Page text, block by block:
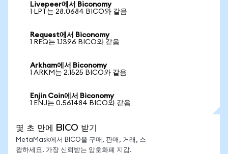
Livepeer에서 Biconomy
1 LPT는 28.0684 BICO와 같음
Request에서 Biconomy
1 REQ는 1.1396 BICO와 같음
Arkham에서 Biconomy
1 ARKM는 2.1525 BICO와 같음
Enjin Coin에서 Biconomy
1 ENJ는 0.561484 BICO와 같음
몇 초 만에 BICO 받기
MetaMask에서 BICO을 구매, 판매, 거래, 스
왑하세요. 가장 신뢰받는 암호화폐 지갑.